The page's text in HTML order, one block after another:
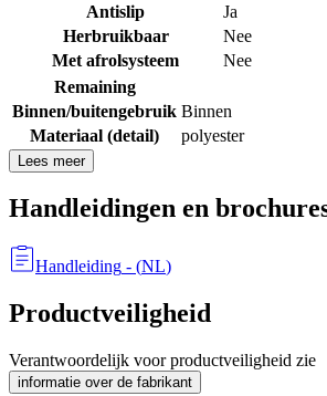
Antislip
Ja
Herbruikbaar
Nee
Met afrolsysteem
Nee
Remaining
Binnen/buitengebruik Binnen
Materiaal (detail)
polyester
Lees meer
Handleidingen en
Handleiding - (NL)
Productveiligheid
Verantwoordelijk voor productveiligheid zie
informatie over de fabrikant